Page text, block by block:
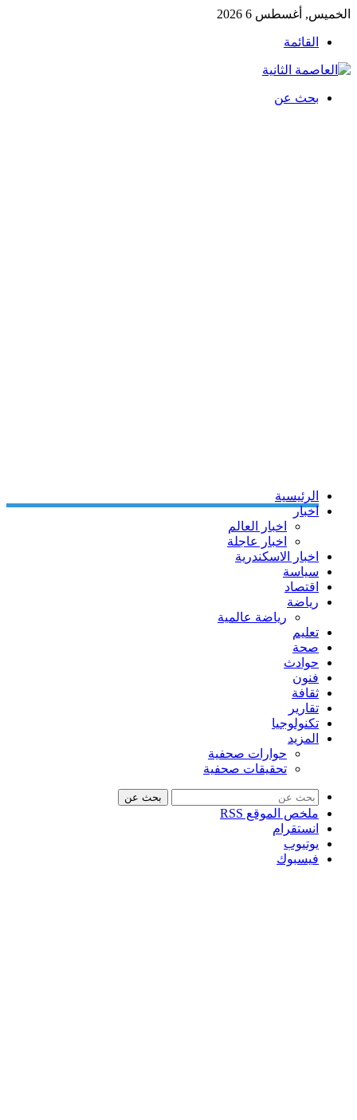
الخميس, أغسطس 6 2026
القائمة
بحث عن
الرئيسية
اخبار
اخبار العالم
اخبار عاجلة
اخبار الاسكندرية
سياسة
اقتصاد
رياضة
رياضة عالمية
تعليم
صحة
حوادث
فنون
ثقافة
تقارير
تكنولوجيا
المزيد
حوارات صحفية
تحقيقات صحفية
بحث عن
ملخص الموقع RSS
انستقرام
يوتيوب
فيسبوك